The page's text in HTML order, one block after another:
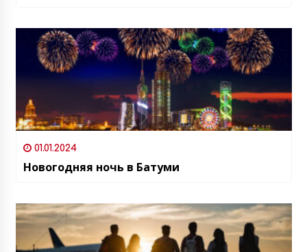
01.01.2024
Новогодняя ночь в Батуми